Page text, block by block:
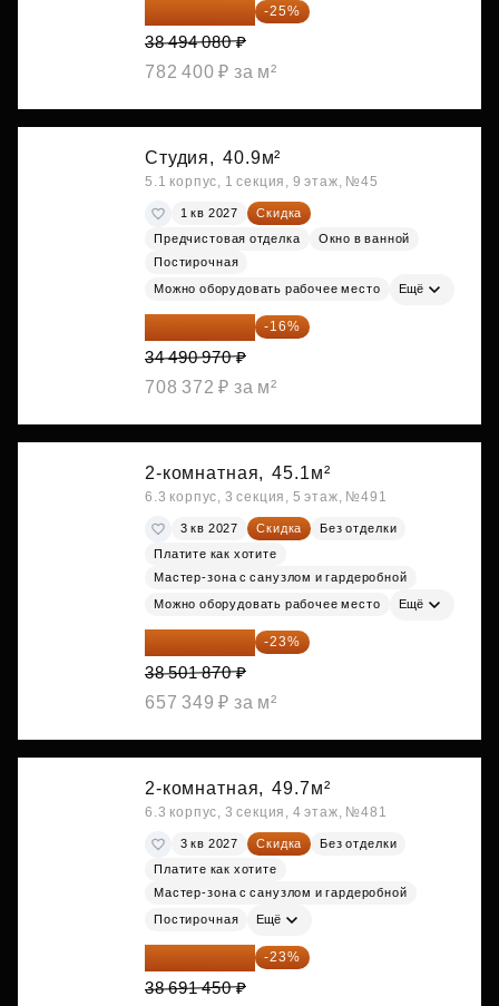
28 870 560 ₽ -25%
38 494 080 ₽
782 400 ₽ за м²
Студия, 40.9м²
5.1 корпус, 1 секция, 9 этаж, №45
1 кв 2027
Скидка
Предчистовая отделка
Окно в ванной
Постирочная
Можно оборудовать рабочее место Ещё
28 972 415 ₽ -16%
34 490 970 ₽
708 372 ₽ за м²
2-комнатная, 45.1м²
6.3 корпус, 3 секция, 5 этаж, №491
3 кв 2027 Скидка
Без отделки
Платите как хотите
Мастер-зона с санузлом и гардеробной
Можно оборудовать рабочее место Ещё
29 646 440 ₽ -23%
38 501 870 ₽
657 349 ₽ за м²
2-комнатная, 49.7м²
6.3 корпус, 3 секция, 4 этаж, №481
3 кв 2027 Скидка
Без отделки
Платите как хотите
Мастер-зона с санузлом и гардеробной
Постирочная Ещё
29 792 417 ₽ -23%
38 691 450 ₽